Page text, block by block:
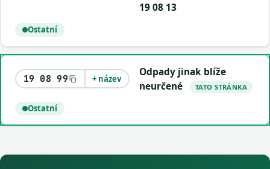
19 08 13
Ostatní
19 08 99 + název
Odpady jinak blíže
neurčené
TATO STRÁNKA
Ostatní